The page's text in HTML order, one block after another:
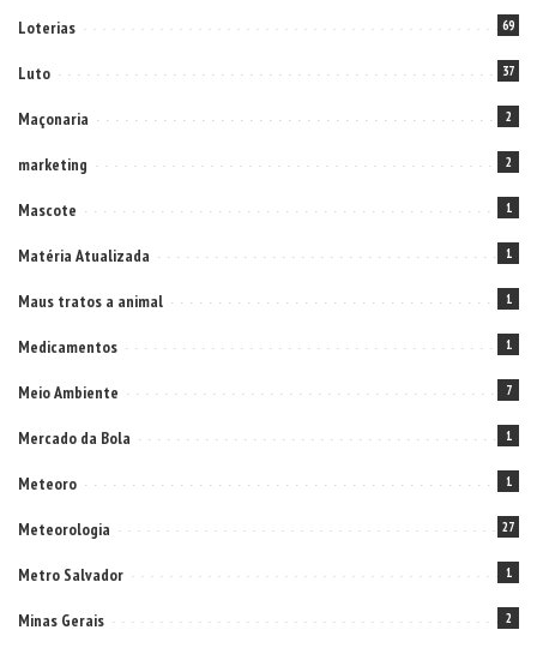
Loterias 69
Luto 37
Maçonaria 2
marketing 2
Mascote 1
Matéria Atualizada 1
Maus tratos a animal 1
Medicamentos 1
Meio Ambiente 7
Mercado da Bola 1
Meteoro 1
Meteorologia 27
Metro Salvador 1
Minas Gerais 2